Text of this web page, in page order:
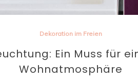
Dekoration im Freien
Ein Muss für
Wohnatmosphäre